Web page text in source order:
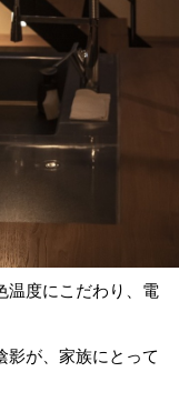
温度にこだわり、電
影が、家族にとって